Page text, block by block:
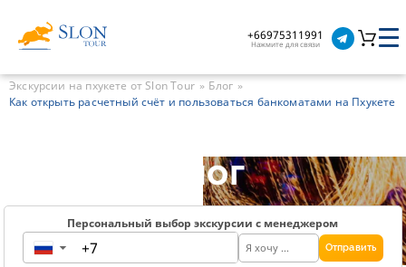
+66975311991
Нажмите для связи
Экскурсии на пхукете от Slon Tour
Блог
Как открыть расчетный счёт и пользоваться банкоматами на Пхукете
Блог
Персональный выбор экскурсии с менеджером
▼ Отправить